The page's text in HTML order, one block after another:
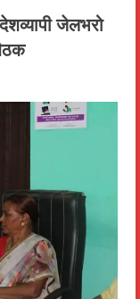
जेलभरो